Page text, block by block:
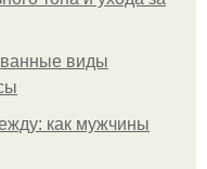
виды
как мужчины